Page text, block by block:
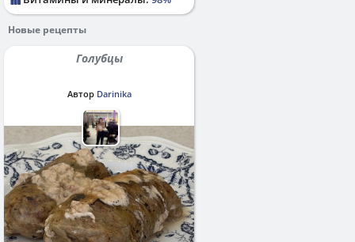
Новые рецепты
Голубцы
Автор Darinika